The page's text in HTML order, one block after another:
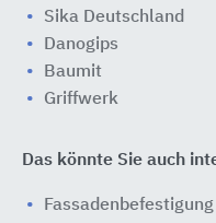
Sika Deutschland
Danogips
Baumit
Griffwerk
Das könnte Sie auch